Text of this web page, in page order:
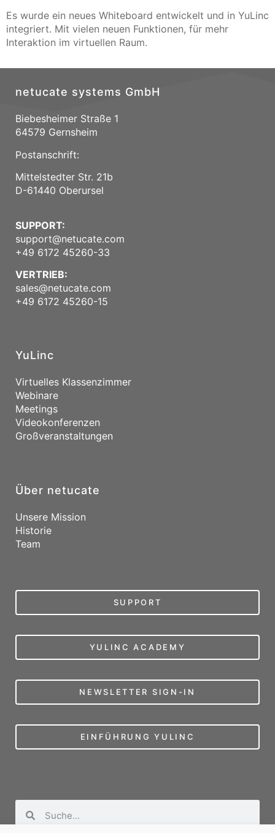
Es wurde ein neues Whiteboard entwickelt und in YuLinc
integriert. Mit vielen neuen Funktionen, für mehr
Interaktion im virtuellen Raum.
netucate systems GmbH
Biebesheimer Straße 1
64579 Gernsheim
Postanschrift:
Mittelstedter Str. 21b
D-61440 Oberursel
SUPPORT:
support@netucate.com
+49 6172 45260-33
VERTRIEB:
sales@netucate.com
+49 6172 45260-15
YuLinc
Virtuelles Klassenzimmer
Webinare
Meetings
Videokonferenzen
Großveranstaltungen
Über netucate
Unsere Mission
Historie
Team
SUPPORT
YULINC ACADEMY
NEWSLETTER SIGN-IN
EINFÜHRUNG YULINC